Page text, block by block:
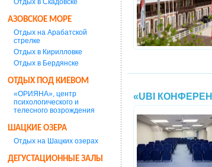
Отдых в Скадовске
АЗОВСКОЕ МОРЕ
Отдых на Арабатской
стрелке
Отдых в Кирилловке
Отдых в Бердянске
ОТДЫХ ПОД КИЕВОМ
«ОРИЯНА», центр
психологического и
телесного возрождения
ШАЦКИЕ ОЗЕРА
Отдых на Шацких озерах
ДЕГУСТАЦИОННЫЕ ЗАЛЫ
«UBI